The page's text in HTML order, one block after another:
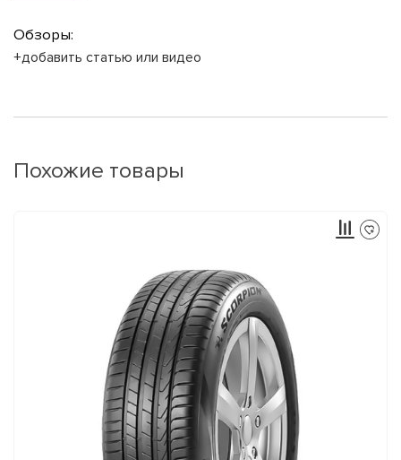
Обзоры:
+добавить статью или видео
Похожие товары